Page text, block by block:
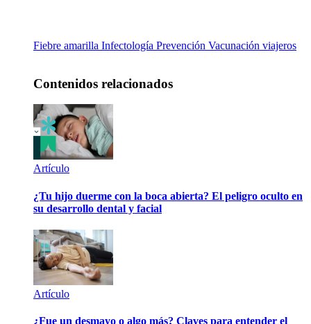
Fiebre amarilla Infectología Prevención Vacunación viajeros
Contenidos relacionados
Artículo
¿Tu hijo duerme con la boca abierta? El peligro oculto en
su desarrollo dental y facial
Artículo
¿Fue un desmayo o algo más? Claves para entender el